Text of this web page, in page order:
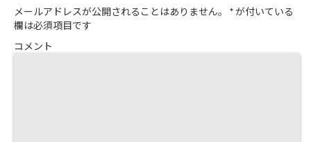
メールアドレスが公開されることはありません。 *が付いている
欄は必須項目です
コメント